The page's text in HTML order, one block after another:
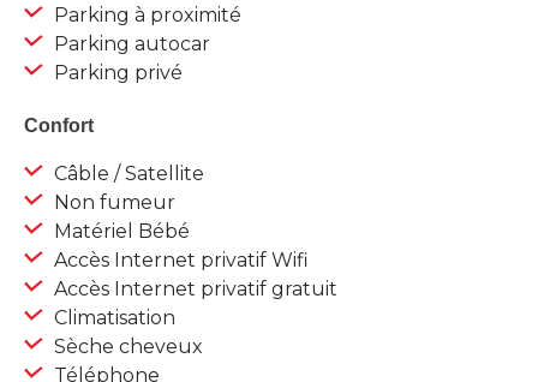
Parking à proximité
Parking autocar
Parking privé
Confort
Câble / Satellite
Non fumeur
Matériel Bébé
Accès Internet privatif Wifi
Accès Internet privatif gratuit
Climatisation
Sèche cheveux
Téléphone